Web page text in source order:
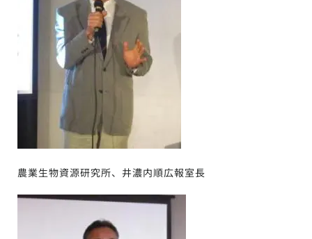
農業生物資源研究所、井濃内順広報室長